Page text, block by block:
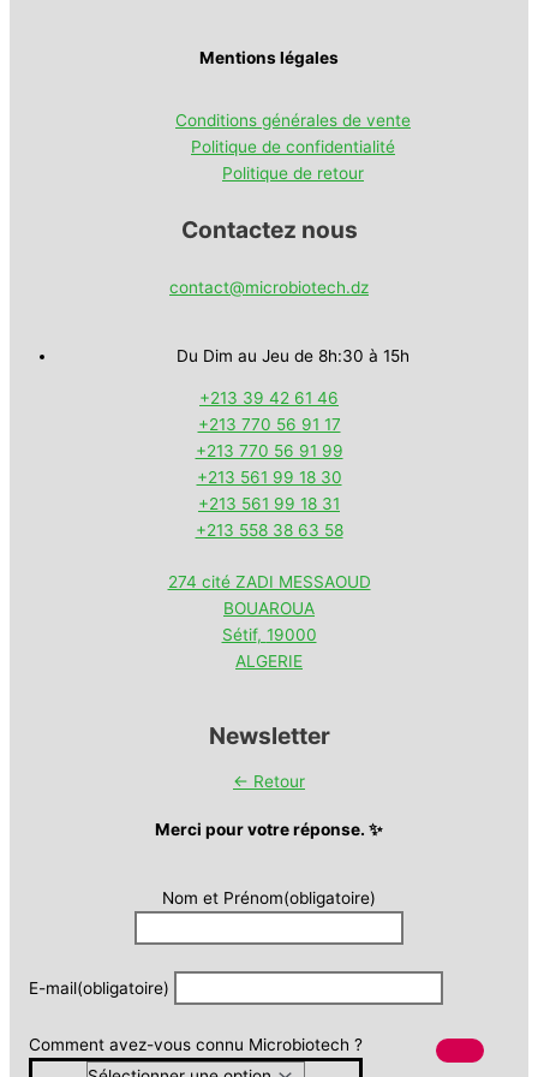
Mentions légales
Conditions générales de vente
Politique de confidentialité
Politique de retour
Contactez nous
contact@microbiotech.dz
Du Dim au Jeu de 8h:30 à 15h
+213 39 42 61 46
+213 770 56 91 17
+213 770 56 91 99
+213 561 99 18 30
+213 561 99 18 31
+213 558 38 63 58
274 cité ZADI MESSAOUD
BOUAROUA
Sétif, 19000
ALGERIE
Newsletter
← Retour
Merci pour votre réponse. ✨
Nom et Prénom(obligatoire)
E-mail(obligatoire)
Comment avez-vous connu Microbiotech ?